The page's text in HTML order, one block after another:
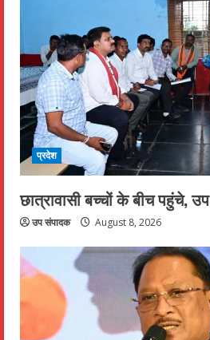
प्रदेश
छात्रावासी बच्चों के बीच पहुंचे,
उप संपादक August 8, 2026